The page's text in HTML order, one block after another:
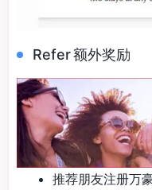
Refer 额外奖励
推荐朋友注册万